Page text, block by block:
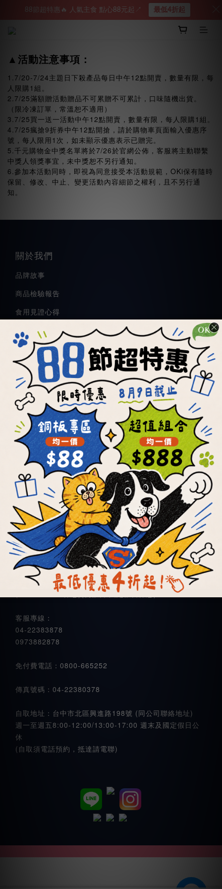
▲活動注意事項：
1.7/20-7/24主題日下殺產品每日中午12點開賣，數量有限，每
人限購1組。
2.7/25滿額贈活動贈品不可累贈不可累計，口味隨機出貨。
（限冷凍訂單，常溫恕不適用）
3.7/25買一送一活動中午12點開賣，數量有限，每人限購1組。
4.7/25瘋搶9折券中午12點開搶，請於購物車頁面輸入優惠序
號，每人限用1次，如未顯示優惠表示已贈完。
5.千元購物金中獎名單將於7/26於官網公佈，客服將主動聯繫
中獎人領獎事宜，未中獎恕不另行通知。
6.參加本活動同時，即視為同意接受本活動規範，OKi保有隨時
保留、修改、中止、變更活動內容細節之權利，且不另行通
知。
關於我們
品牌故事
商品檢驗報告
食用見證心得
顧客服務
退換貨規定
商品訂購常見問題
優惠活動＆購物金使用規則
條款與細則
隱私權政策
聯絡我們
立騰店
統編 95258866
服務時間：週一至週五08:00~17:00
(12:00~13:00休息)(例假日/國定假日休息)
客服專線：
04-22383878
0973882878
免付費電話：0800-665252
傳真號碼：04-22380378
自取地址：台中市北區興進路198號 (同公司聯絡地址)
週一至週五8:00-12:00/13:00-17:00 週末及國定假日公
休
(自取須電話預約，抵達請電聯)
88節超特惠🔥 人氣主食 點心88元起↗︎ 最低4折起